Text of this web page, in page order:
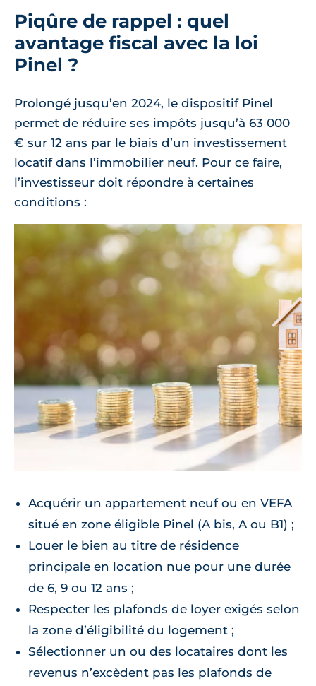
Piqûre de rappel : quel
avantage fiscal avec la loi
Pinel ?
Prolongé jusqu’en 2024, le dispositif Pinel
permet de réduire ses impôts jusqu’à 63 000
€ sur 12 ans par le biais d’un investissement
locatif dans l’immobilier neuf. Pour ce faire,
l’investisseur doit répondre à certaines
conditions :
Acquérir un appartement neuf ou en VEFA
situé en zone éligible Pinel (A bis, A ou B1) ;
Louer le bien au titre de résidence
principale en location nue pour une durée
de 6, 9 ou 12 ans ;
Respecter les plafonds de loyer exigés selon
la zone d’éligibilité du logement ;
Sélectionner un ou des locataires dont les
revenus n’excèdent pas les plafonds de